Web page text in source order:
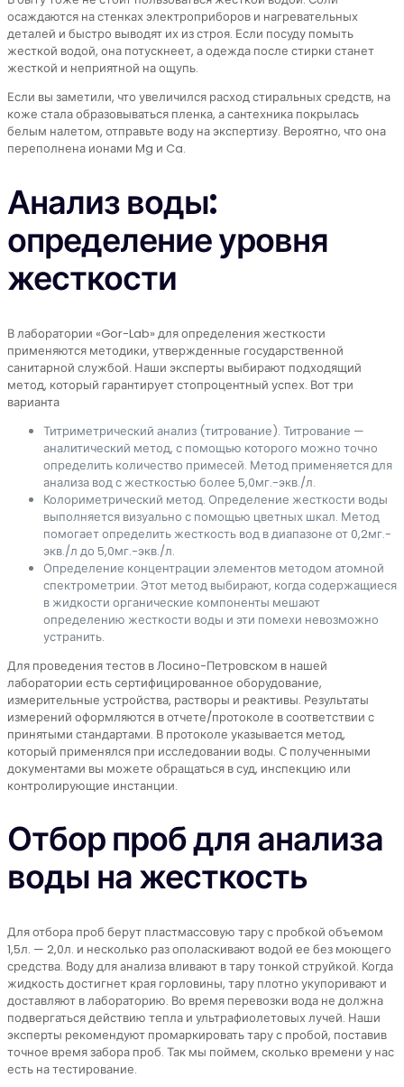
осаждаются на стенках электроприборов и нагревательных
деталей и быстро выводят их из строя. Если посуду помыть
жесткой водой, она потускнеет, а одежда после стирки станет
жесткой и неприятной на ощупь.
Если вы заметили, что увеличился расход стиральных средств, на
коже стала образовываться пленка, а сантехника покрылась
белым налетом, отправьте воду на экспертизу. Вероятно, что она
переполнена ионами Mg и Ca.
Анализ воды:
определение уровня
жесткости
В лаборатории «Gor-Lab» для определения жесткости
применяются методики, утвержденные государственной
санитарной службой. Наши эксперты выбирают подходящий
метод, который гарантирует стопроцентный успех. Вот три
варианта
Титриметрический анализ (титрование). Титрование —
аналитический метод, с помощью которого можно точно
определить количество примесей. Метод применяется для
анализа вод с жесткостью более 5,0мг.-экв./л.
Колориметрический метод. Определение жесткости воды
выполняется визуально с помощью цветных шкал. Метод
помогает определить жесткость вод в диапазоне от 0,2мг.-
экв./л до 5,0мг.-экв./л.
Определение концентрации элементов методом атомной
спектрометрии. Этот метод выбирают, когда содержащиеся
в жидкости органические компоненты мешают
определению жесткости воды и эти помехи невозможно
устранить.
Для проведения тестов в Лосино-Петровском в нашей
лаборатории есть сертифицированное оборудование,
измерительные устройства, растворы и реактивы. Результаты
измерений оформляются в отчете/протоколе в соответствии с
принятыми стандартами. В протоколе указывается метод,
который применялся при исследовании воды. С полученными
документами вы можете обращаться в суд, инспекцию или
контролирующие инстанции.
Отбор проб для анализа
воды на жесткость
Для отбора проб берут пластмассовую тару с пробкой объемом
1,5л. — 2,0л. и несколько раз ополаскивают водой ее без моющего
средства. Воду для анализа вливают в тару тонкой струйкой. Когда
жидкость достигнет края горловины, тару плотно укупоривают и
доставляют в лабораторию. Во время перевозки вода не должна
подвергаться действию тепла и ультрафиолетовых лучей. Наши
эксперты рекомендуют промаркировать тару с пробой, поставив
точное время забора проб. Так мы поймем, сколько времени у нас
есть на тестирование.